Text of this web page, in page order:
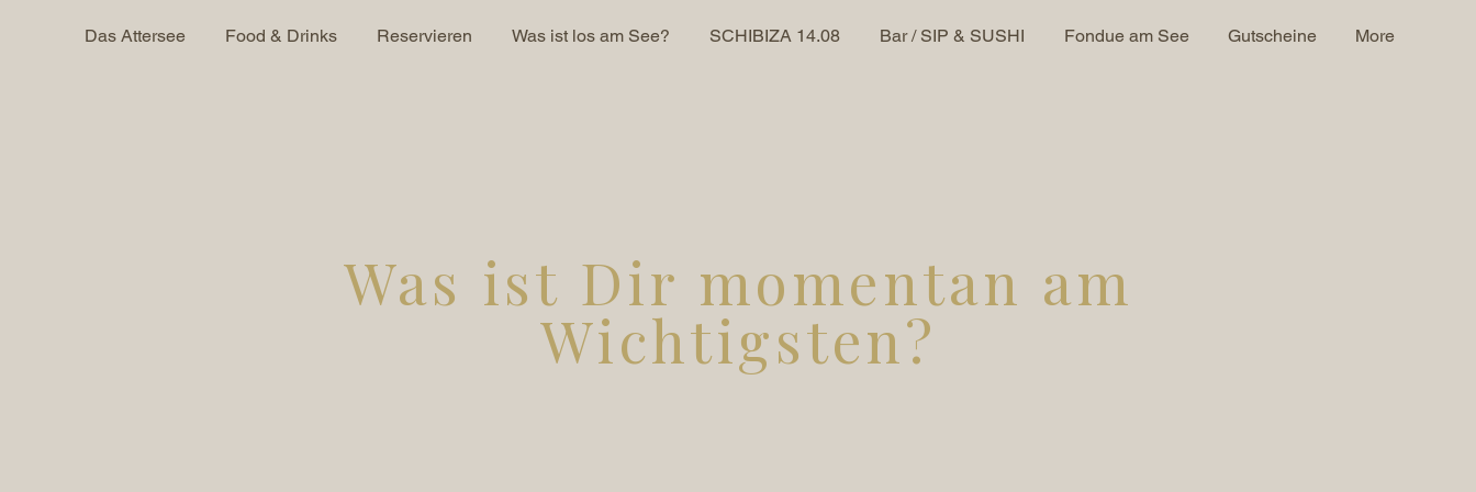
Das Attersee Food & Drinks Reservieren Was ist los am See? SCHIBIZA 14.08 Bar / SIP & SUSHI Fondue am See Gutscheine More
Was ist Dir momentan am
Wichtigsten?